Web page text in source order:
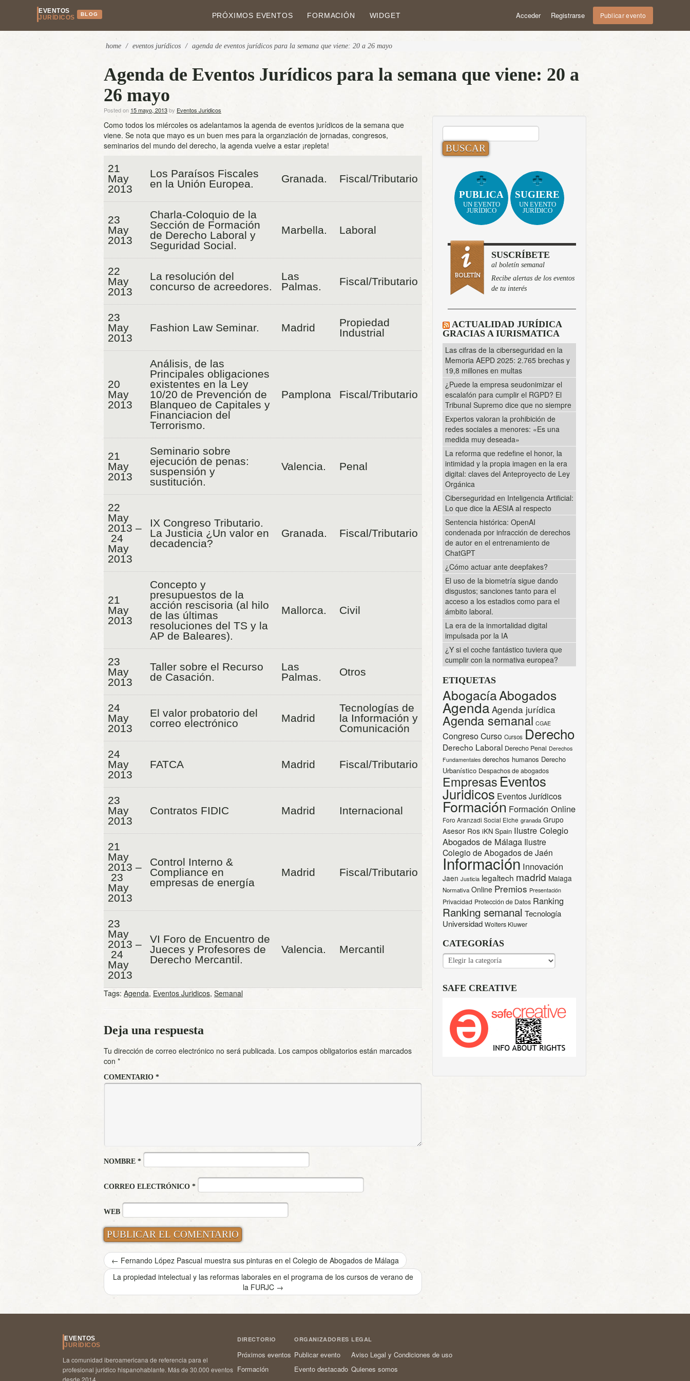
EVENTOS
JURÍDICOS
BLOG PRÓXIMOS EVENTOS FORMACIÓN WIDGET Acceder Registrarse Publicar evento
home / eventos jurídicos / agenda de eventos jurídicos para la semana que viene: 20 a 26 mayo
Agenda de Eventos Jurídicos para la semana que viene: 20 a
26 mayo
Posted on 15 mayo, 2013by Eventos Juridicos
Como todos los miércoles os adelantamos la agenda de eventos jurídicos de la semana que
viene. Se nota que mayo es un buen mes para la organziación de jornadas, congresos,
seminarios del mundo del derecho, la agenda vuelve a estar ¡repleta!
21
May
2013
Los Paraísos Fiscales
en la Unión Europea.
Granada. Fiscal/Tributario
23
May
2013
Charla-Coloquio de la
Sección de Formación
de Derecho Laboral y
Seguridad Social.
Marbella. Laboral
22
May
2013
La resolución del
concurso de acreedores.
Las
Palmas.
Fiscal/Tributario
23
May
2013
Fashion Law Seminar. Madrid
Propiedad
Industrial
20
May
2013
Análisis, de las
Principales obligaciones
existentes en la Ley
10/20 de Prevención de
Blanqueo de Capitales y
Financiacion del
Terrorismo.
Pamplona Fiscal/Tributario
21
May
2013
Seminario sobre
ejecución de penas:
suspensión y
sustitución.
Valencia. Penal
22
May
2013 –
24
May
2013
IX Congreso Tributario.
La Justicia ¿Un valor en
decadencia?
Granada. Fiscal/Tributario
21
May
2013
Concepto y
presupuestos de la
acción rescisoria (al hilo
de las últimas
resoluciones del TS y la
AP de Baleares).
Mallorca. Civil
23
May
2013
Taller sobre el Recurso
de Casación.
Las
Palmas.
Otros
24
May
2013
El valor probatorio del
correo electrónico
Madrid
Tecnologías de
la Información y
Comunicación
24
May
2013
FATCA Madrid Fiscal/Tributario
23
May
2013
Contratos FIDIC Madrid Internacional
21
May
2013 –
23
May
2013
Control Interno &
Compliance en
empresas de energía
Madrid Fiscal/Tributario
23
May
2013 –
24
May
2013
VI Foro de Encuentro de
Jueces y Profesores de
Derecho Mercantil.
Valencia. Mercantil
Tags: Agenda, Eventos Juridicos, Semanal
Deja una respuesta
Tu dirección de correo electrónico no será publicada. Los campos obligatorios están marcados
con *
COMENTARIO *
NOMBRE *
CORREO ELECTRÓNICO *
WEB
← Fernando López Pascual muestra sus pinturas en el Colegio de Abogados de Málaga
La propiedad intelectual y las reformas laborales en el programa de los cursos de verano de
la FURJC →
BUSCAR:
PUBLICA
UN EVENTO
JURÍDICO
SUGIERE
UN EVENTO
JURÍDICO
SUSCRÍBETE
al boletín semanal
Recibe alertas de los eventos
de tu interés
ACTUALIDAD JURÍDICA
GRACIAS A IURISMATICA
Las cifras de la ciberseguridad en la
Memoria AEPD 2025: 2.765 brechas y
19,8 millones en multas
¿Puede la empresa seudonimizar el
escalafón para cumplir el RGPD? El
Tribunal Supremo dice que no siempre
Expertos valoran la prohibición de
redes sociales a menores: «Es una
medida muy deseada»
La reforma que redefine el honor, la
intimidad y la propia imagen en la era
digital: claves del Anteproyecto de Ley
Orgánica
Ciberseguridad en Inteligencia Artificial:
Lo que dice la AESIA al respecto
Sentencia histórica: OpenAI
condenada por infracción de derechos
de autor en el entrenamiento de
ChatGPT
¿Cómo actuar ante deepfakes?
El uso de la biometría sigue dando
disgustos; sanciones tanto para el
acceso a los estadios como para el
ámbito laboral.
La era de la inmortalidad digital
impulsada por la IA
¿Y si el coche fantástico tuviera que
cumplir con la normativa europea?
ETIQUETAS
AbogacíaAbogados
Agenda Agenda jurídica
Agenda semanal CGAE
CongresoCurso Cursos Derecho
Derecho Laboral Derecho Penal Derechos
Fundamentales derechos humanos Derecho
Urbanístico Despachos de abogados
Empresas Eventos
Juridicos Eventos Jurídicos
Formación Formación Online
Foro Aranzadi Social Elche granada Grupo
Asesor Ros iKN Spain Ilustre Colegio
Abogados de Málaga Ilustre
Colegio de Abogados de Jaén
Información Innovación
Jaen Justicia legaltech madrid Malaga
Normativa Online Premios Presentación
Privacidad Protección de Datos Ranking
Ranking semanal Tecnología
Universidad Wolters Kluwer
CATEGORÍAS
CATEGORÍAS
SAFE CREATIVE
EVENTOS
JURÍDICOS
La comunidad iberoamericana de referencia para el
profesional jurídico hispanohablante. Más de 30.000 eventos
desde 2014.
DIRECTORIO
Próximos eventos
Formación
ORGANIZADORES
Publicar evento
Evento destacado
LEGAL
Aviso Legal y Condiciones de uso
Quienes somos